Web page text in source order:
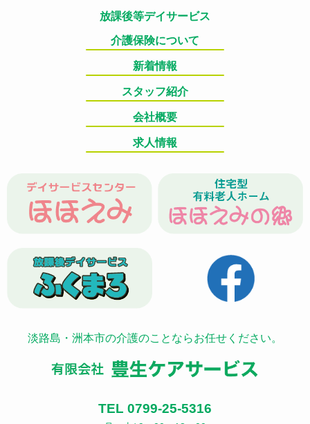
放課後等デイサービス
介護保険について
新着情報
スタッフ紹介
会社概要
求人情報
淡路島・洲本市の介護のことならお任せください。
TEL 0799-25-5316